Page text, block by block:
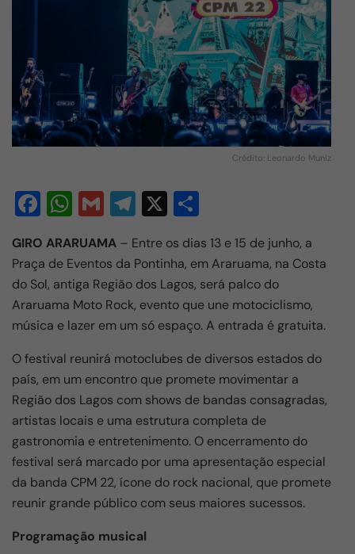
Crédito: Leonardo Muniz
F
c
e
b
o
o
k
W
at
s
A
p
p
G
ail
T
e
gr
a
m
X
ar
e
GIRO ARARUAMA – Entre os dias 13 e 15 de junho, a
Praça de Eventos da Pontinha, em Araruama, na Costa
do Sol, antiga Região dos Lagos, será palco do
Araruama Moto Rock, evento que une motociclismo,
música e lazer em um só espaço. A entrada é gratuita.
O festival reunirá motoclubes de diversos estados do
país, em um encontro que promete movimentar a
Região dos Lagos com shows de bandas consagradas,
artistas locais e uma estrutura completa de
gastronomia e entretenimento. O encerramento do
festival será marcado por uma apresentação especial
da banda CPM 22, ícone do rock nacional, que promete
reunir grande público com seus maiores sucessos.
Programação musical